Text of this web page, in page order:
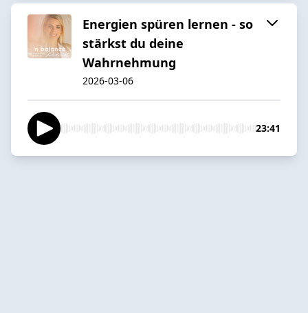
Energien spüren lernen - so
stärkst du deine
Wahrnehmung
2026-03-06
23:41